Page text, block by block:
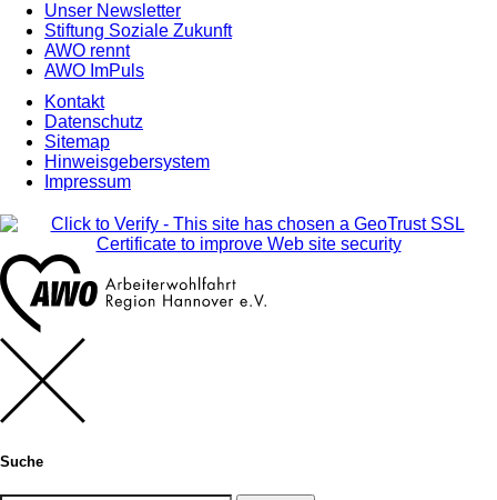
Unser Newsletter
Stiftung Soziale Zukunft
AWO rennt
AWO ImPuls
Kontakt
Datenschutz
Sitemap
Hinweisgebersystem
Impressum
Suche